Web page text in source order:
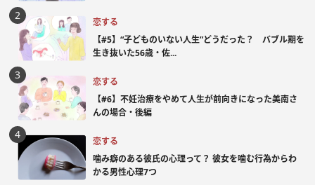
恋する
【#5】“子どものいない人生”どうだった？ バブル期を
生き抜いた56歳・佐...
恋する
【#6】不妊治療をやめて人生が前向きになった美南さ
んの場合・後編
恋する
噛み癖のある彼氏の心理って？ 彼女を噛む行為からわ
かる男性心理7つ